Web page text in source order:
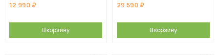
12 990
В корзину
29 590
В корзину